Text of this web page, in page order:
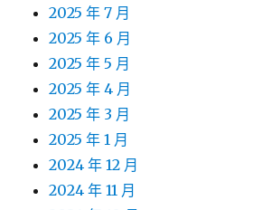
2025 年 7 月
2025 年 6 月
2025 年 5 月
2025 年 4 月
2025 年 3 月
2025 年 1 月
2024 年 12 月
2024 年 11 月